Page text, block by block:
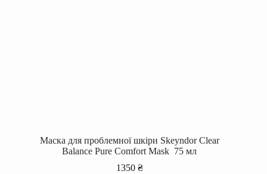
Маска для проблемної шкіри Skeyndor Clear
Balance Pure Comfort Mask 75 мл
1350 ₴